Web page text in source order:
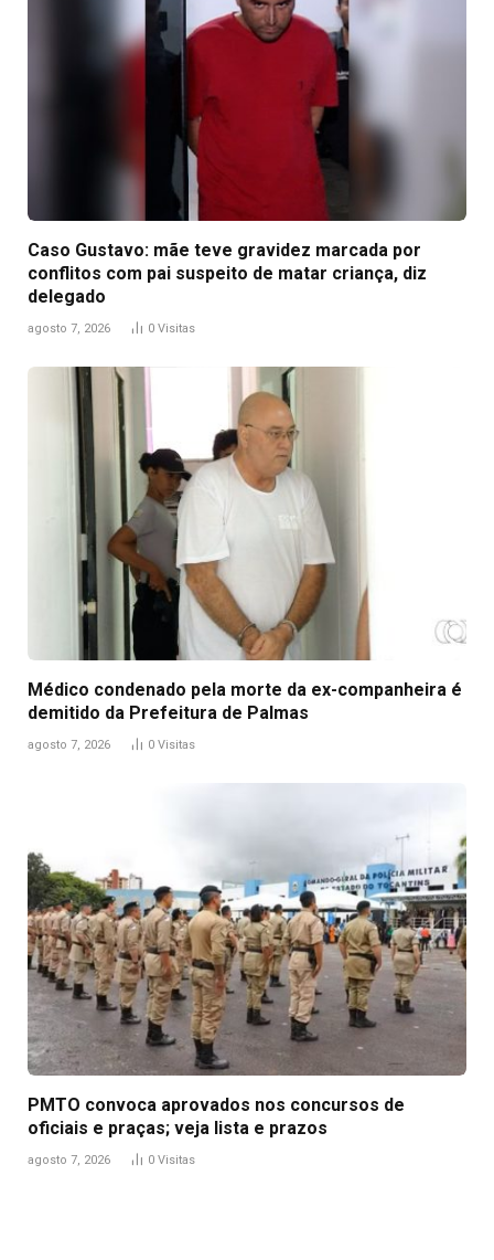
Caso Gustavo: mãe teve gravidez marcada por
conflitos com pai suspeito de matar criança, diz
delegado
agosto 7, 2026 0 Visitas
Médico condenado pela morte da ex-companheira é
demitido da Prefeitura de Palmas
agosto 7, 2026 0 Visitas
PMTO convoca aprovados nos concursos de
oficiais e praças; veja lista e prazos
agosto 7, 2026 0 Visitas